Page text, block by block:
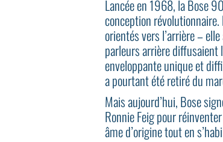
Lancée en 1968, la Bose
conception
orientés vers l’arrière –
parleurs arrière diffusaient
enveloppante unique et
a pourtant été retiré du
Mais aujourd’hui, Bose
Ronnie Feig pour
âme d’origine tout en